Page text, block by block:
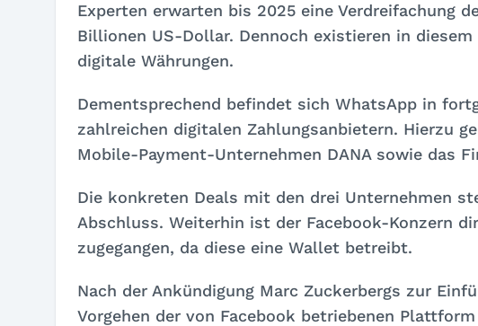
Experten erwarten bis 2025 eine Verdreifachung
Billionen US-Dollar. Dennoch existieren in
digitale Währungen.
Dementsprechend befindet sich WhatsApp in
zahlreichen digitalen Zahlungsanbietern. Hierzu
Mobile-Payment-Unternehmen DANA sowie das
Die konkreten Deals mit den drei Unternehmen
Abschluss. Weiterhin ist der Facebook-Konzern
zugegangen, da diese eine Wallet betreibt.
Nach der Ankündigung Marc Zuckerbergs zur
Vorgehen der von Facebook betriebenen